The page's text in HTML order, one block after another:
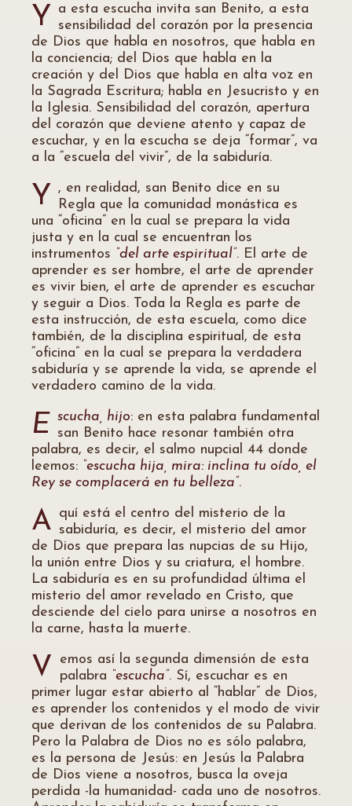
Y
a esta escucha invita san Benito, a esta
sensibilidad del corazón por la presencia
de Dios que habla en nosotros, que habla en
la conciencia; del Dios que habla en la
creación y del Dios que habla en alta voz en
la Sagrada Escritura; habla en Jesucristo y en
la Iglesia. Sensibilidad del corazón, apertura
del corazón que deviene atento y capaz de
escuchar, y en la escucha se deja “formar”, va
a la “escuela del vivir”, de la sabiduría.
Y
, en realidad, san Benito dice en su
Regla que la comunidad monástica es
una “oficina” en la cual se prepara la vida
justa y en la cual se encuentran los
instrumentos “del arte espiritual”. El arte de
aprender es ser hombre, el arte de aprender
es vivir bien, el arte de aprender es escuchar
y seguir a Dios. Toda la Regla es parte de
esta instrucción, de esta escuela, como dice
también, de la disciplina espiritual, de esta
“oficina” en la cual se prepara la verdadera
sabiduría y se aprende la vida, se aprende el
verdadero camino de la vida.
E scucha, hijo: en esta palabra fundamental
san Benito hace resonar también otra
palabra, es decir, el salmo nupcial 44 donde
leemos: “escucha hija, mira: inclina tu oído, el
Rey se complacerá en tu belleza”.
A quí está el centro del misterio de la
sabiduría, es decir, el misterio del amor
de Dios que prepara las nupcias de su Hijo,
la unión entre Dios y su criatura, el hombre.
La sabiduría es en su profundidad última el
misterio del amor revelado en Cristo, que
desciende del cielo para unirse a nosotros en
la carne, hasta la muerte.
V
emos así la segunda dimensión de esta
palabra “escucha”. Sí, escuchar es en
primer lugar estar abierto al “hablar” de Dios,
es aprender los contenidos y el modo de vivir
que derivan de los contenidos de su Palabra.
Pero la Palabra de Dios no es sólo palabra,
es la persona de Jesús: en Jesús la Palabra
de Dios viene a nosotros, busca la oveja
perdida -la humanidad- cada uno de nosotros.